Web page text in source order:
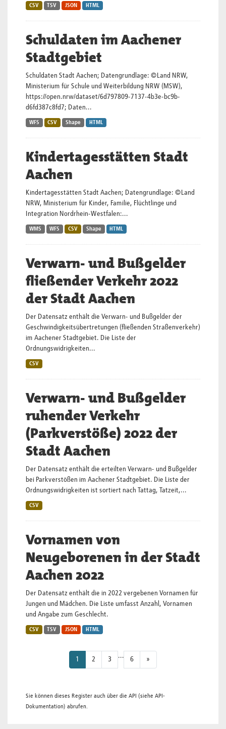
CSV TSV JSON HTML
Schuldaten im Aachener
Stadtgebiet
Schuldaten Stadt Aachen; Datengrundlage: ©Land NRW,
Ministerium für Schule und Weiterbildung NRW (MSW),
https://open.nrw/dataset/6d797809-7137-4b3e-bc9b-
d6fd387c8fd7; Daten...
WFS CSV Shape HTML
Kindertagesstätten Stadt
Aachen
Kindertagesstätten Stadt Aachen; Datengrundlage: ©Land
NRW, Ministerium für Kinder, Familie, Flüchtlinge und
Integration Nordrhein-Westfalen:...
WMS WFS CSV Shape HTML
Verwarn- und Bußgelder
fließender Verkehr 2022
der Stadt Aachen
Der Datensatz enthält die Verwarn- und Bußgelder der
Geschwindigkeitsübertretungen (fließenden Straßenverkehr)
im Aachener Stadtgebiet. Die Liste der
Ordnungswidrigkeiten...
CSV
Verwarn- und Bußgelder
ruhender Verkehr
(Parkverstöße) 2022 der
Stadt Aachen
Der Datensatz enthält die erteilten Verwarn- und Bußgelder
bei Parkverstößen im Aachener Stadtgebiet. Die Liste der
Ordnungswidrigkeiten ist sortiert nach Tattag, Tatzeit,...
CSV
Vornamen von
Neugeborenen in der Stadt
Aachen 2022
Der Datensatz enthält die in 2022 vergebenen Vornamen für
Jungen und Mädchen. Die Liste umfasst Anzahl, Vornamen
und Angabe zum Geschlecht.
CSV TSV JSON HTML
1 2 3 ... 6 »
Sie können dieses Register auch über die API (siehe API-
Dokumentation) abrufen.